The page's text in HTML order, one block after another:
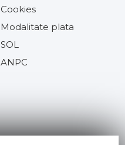
Cookies
Modalitate plata
SOL
ANPC